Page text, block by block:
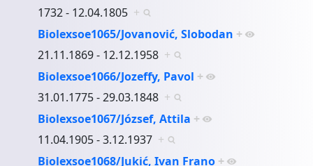
1732 - 12.04.1805 +
Biolexsoe1065/Jovanović, Slobodan +
21.11.1869 - 12.12.1958 +
Biolexsoe1066/Jozeffy, Pavol +
31.01.1775 - 29.03.1848 +
Biolexsoe1067/József, Attila +
11.04.1905 - 3.12.1937 +
Biolexsoe1068/Jukić, Ivan Frano +